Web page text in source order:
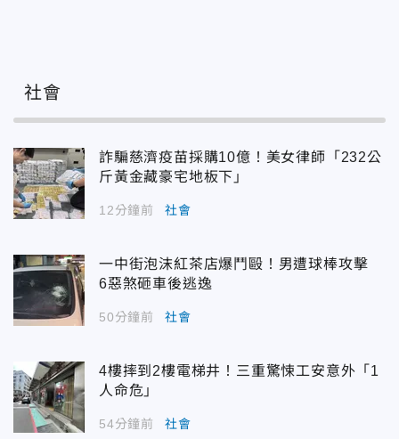
社會
詐騙慈濟疫苗採購10億！美女律師「232公
斤黃金藏豪宅地板下」
12分鐘前 社會
一中街泡沫紅茶店爆鬥毆！男遭球棒攻擊
6惡煞砸車後逃逸
50分鐘前 社會
4樓摔到2樓電梯井！三重驚悚工安意外「1
人命危」
54分鐘前 社會